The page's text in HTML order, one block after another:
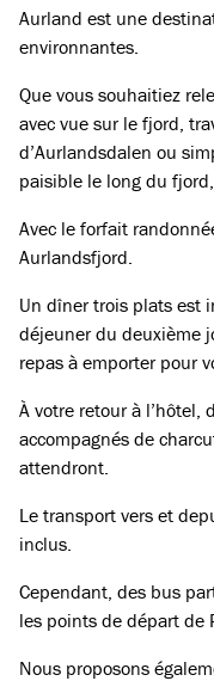
Aurland est une
environnantes.
Que vous souhaitiez
avec vue sur le fjord,
d’Aurlandsdalen ou
paisible le long du
Avec le forfait
Aurlandsfjord.
Un dîner trois plats est
déjeuner du deuxième
repas à emporter pour
À votre retour à l’hôtel,
accompagnés de
attendront.
Le transport vers et
inclus.
Cependant, des bus
les points de départ de
Nous proposons